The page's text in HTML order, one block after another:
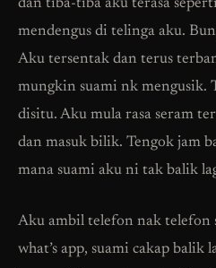
dan tiba-tiba aku terasa
mendengus di telinga aku.
Aku tersentak dan terus
mungkin suami nk mengusik.
disitu. Aku mula rasa seram
dan masuk bilik. Tengok jam
mana suami aku ni tak balik
Aku ambil telefon nak telefon
what’s app, suami cakap balik